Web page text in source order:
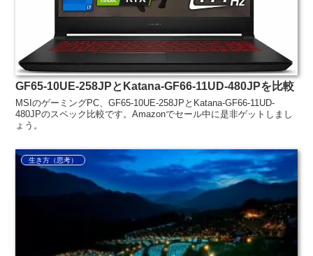
GF65-10UE-258JPとKatana-GF66-11UD-480JPを比較
MSIのゲーミングPC、GF65-10UE-258JPとKatana-GF66-11UD-
480JPのスペック比較です。Amazonでセール中に是非ゲットしまし
ょう。
生き方（思考）